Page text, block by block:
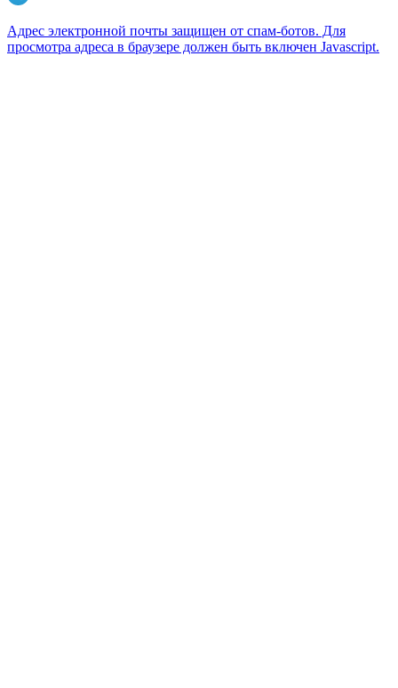
Адрес электронной почты защищен от спам-ботов. Для
просмотра адреса в браузере должен быть включен Javascript.